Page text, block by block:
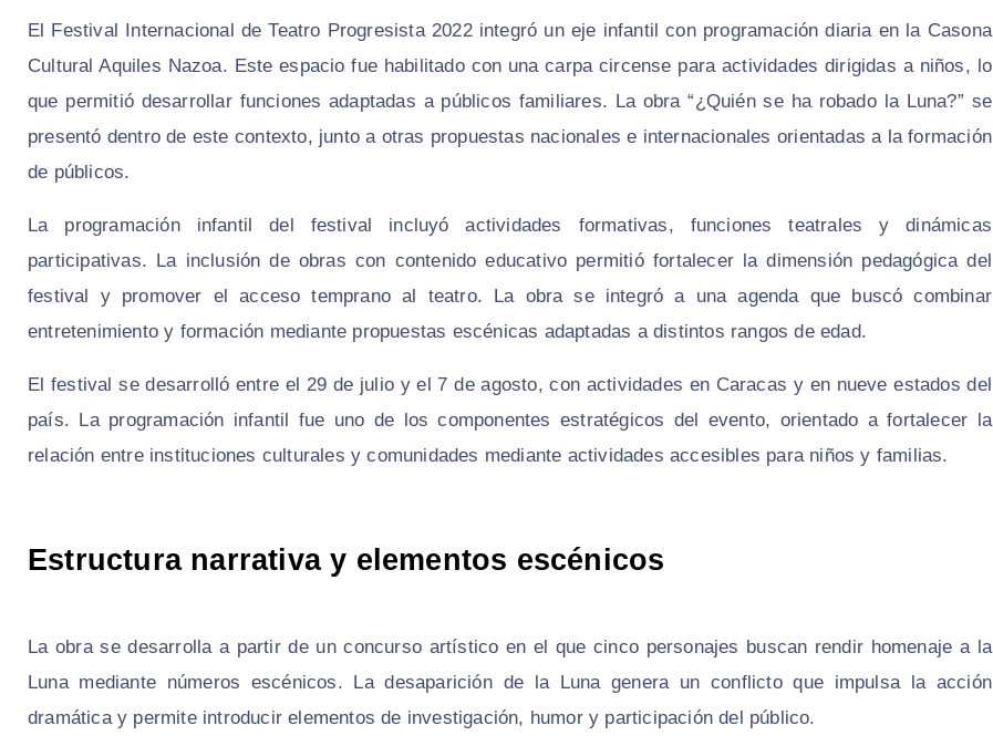
El Festival Internacional de Teatro Progresista 2022 integró un eje infantil con programación diaria en la Casona
Cultural Aquiles Nazoa. Este espacio fue habilitado con una carpa circense para actividades dirigidas a niños, lo
que permitió desarrollar funciones adaptadas a públicos familiares. La obra “¿Quién se ha robado la Luna?” se
presentó dentro de este contexto, junto a otras propuestas nacionales e internacionales orientadas a la formación
de públicos.
La programación infantil del festival incluyó actividades formativas, funciones teatrales y dinámicas
participativas. La inclusión de obras con contenido educativo permitió fortalecer la dimensión pedagógica del
festival y promover el acceso temprano al teatro. La obra se integró a una agenda que buscó combinar
entretenimiento y formación mediante propuestas escénicas adaptadas a distintos rangos de edad.
El festival se desarrolló entre el 29 de julio y el 7 de agosto, con actividades en Caracas y en nueve estados del
país. La programación infantil fue uno de los componentes estratégicos del evento, orientado a fortalecer la
relación entre instituciones culturales y comunidades mediante actividades accesibles para niños y familias.
Estructura narrativa y elementos escénicos
La obra se desarrolla a partir de un concurso artístico en el que cinco personajes buscan rendir homenaje a la
Luna mediante números escénicos. La desaparición de la Luna genera un conflicto que impulsa la acción
dramática y permite introducir elementos de investigación, humor y participación del público.